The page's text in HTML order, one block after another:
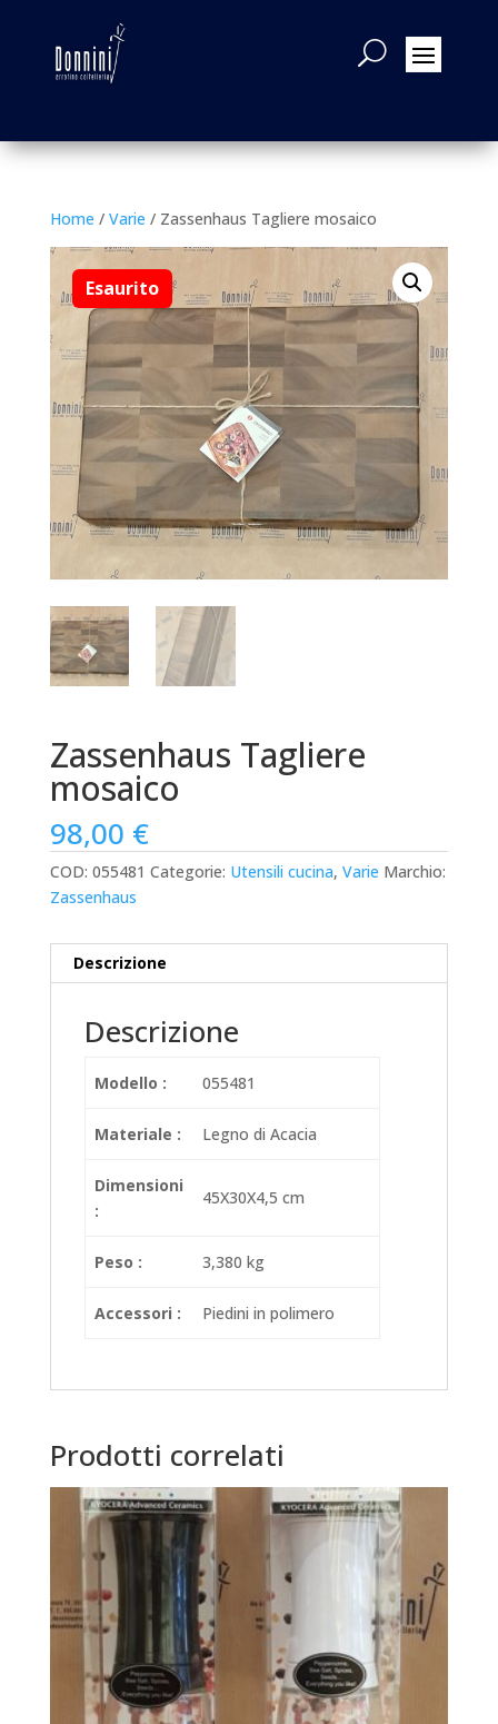
Home / Varie / Zassenhaus Tagliere mosaico
Zassenhaus Tagliere
mosaico
98,00 €
COD: 055481 Categorie: Utensili cucina, Varie Marchio:
Zassenhaus
Descrizione
Descrizione
Modello : 055481
Materiale : Legno di Acacia
Dimensioni
:
45X30X4,5 cm
Peso : 3,380 kg
Accessori : Piedini in polimero
Prodotti correlati